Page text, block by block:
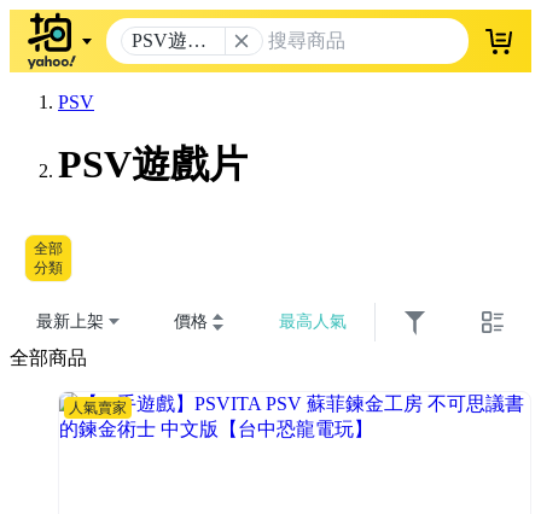
PSV遊戲
片
登入
PSV
PSV遊戲片
全部
分類
最新上架 價格 最高人氣
全部商品
人氣賣家